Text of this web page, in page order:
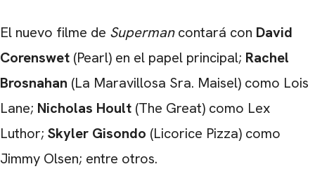
El nuevo filme de Supermancontará con David
Corenswet (Pearl) en el papel principal; Rachel
Brosnahan (La Maravillosa Sra. Maisel) como Lois
Lane; Nicholas Hoult (The Great) como Lex
Luthor; Skyler Gisondo (Licorice Pizza) como
Jimmy Olsen; entre otros.